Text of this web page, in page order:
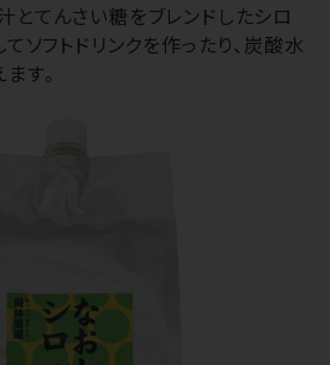
てんさい糖をブレンドしたシロ
ソフトドリンクを作ったり、炭酸水
す。